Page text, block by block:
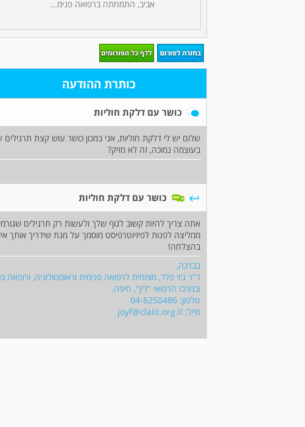
אביב, התמחתה ברפואה פנימ...
כותרת ההודעה
כושר עם דלקת חוליות
שלום יש לי דלקת חוליות, אני במכון כושר עוש קצת
בעוצמה נמוכה, זה לא מזיק?
כושר עם דלקת חוליות
אתה צריך להיות קשוב לגוף שלך ולעשות רק תרגילים
ממליצה לפנות לפיזיוטרפיסט מוסמך על מנת שידריך אותך
בהצלחה!
בברכה,
ד"ר ג'וי פלד, מומחית לרפואה פנימית וראומטולוגיה,
ובמרכז הרפואי "לין", חיפה.
טלפון: 04-8250486
מייל: joyf@clalit.org.il